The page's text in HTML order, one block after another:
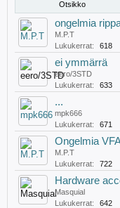
Otsikko
ongelmia
M.P.T
Lukukerrat:
618
ei ymmärrä
eero/3STD
Lukukerrat:
633
...
mpk666
Lukukerrat:
671
Ongelmia
M.P.T
Lukukerrat:
722
Hardware
Masquial
Lukukerrat:
642